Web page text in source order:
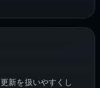
新を扱いやすくし